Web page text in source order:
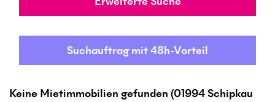
Suchauftrag mit 48h-Vorteil
Keine Mietimmobilien gefunden (01994 Schipkau